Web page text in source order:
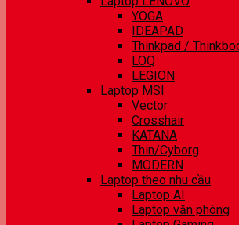
YOGA
IDEAPAD
Thinkpad /
LOQ
LEGION
Laptop MSI
Vector
Crosshair
KATANA
Thin/Cyborg
MODERN
Laptop theo nhu cầu
Laptop AI
Laptop văn phòng